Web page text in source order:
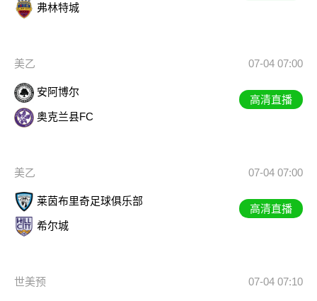
弗林特城
美乙 07-04 07:00
安阿博尔
奥克兰县FC
高清直播
美乙 07-04 07:00
莱茵布里奇足球俱乐部
希尔城
高清直播
世美预 07-04 07:10